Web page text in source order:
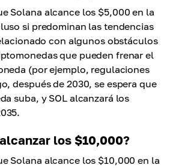
Solana alcance los $5,000 en la
si predominan las tendencias
con algunos obstáculos
que pueden frenar el
(por ejemplo, regulaciones
después de 2030, se espera que
suba, y SOL alcanzará los
los $10,000?
Solana alcance los $10,000 en la